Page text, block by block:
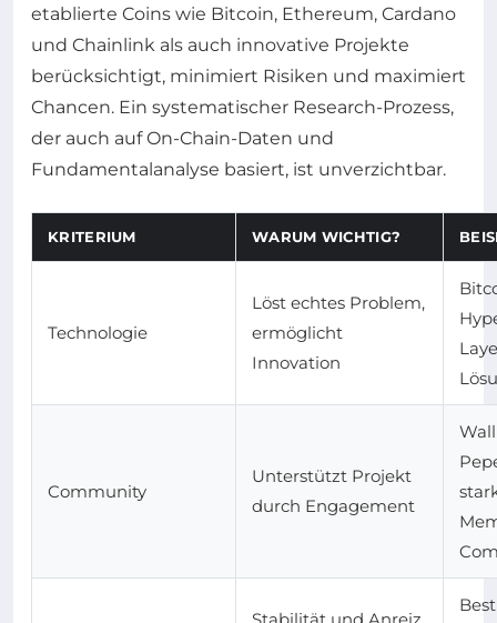
etablierte Coins wie Bitcoin, Ethereum, Cardano
und Chainlink als auch innovative Projekte
berücksichtigt, minimiert Risiken und maximiert
Chancen. Ein systematischer Research-Prozess,
der auch auf On-Chain-Daten und
Fundamentalanalyse basiert, ist unverzichtbar.
KRITERIUM WARUM WICHTIG?
Technologie
Löst echtes Problem,
ermöglicht
Innovation
Community
Unterstützt Projekt
durch Engagement